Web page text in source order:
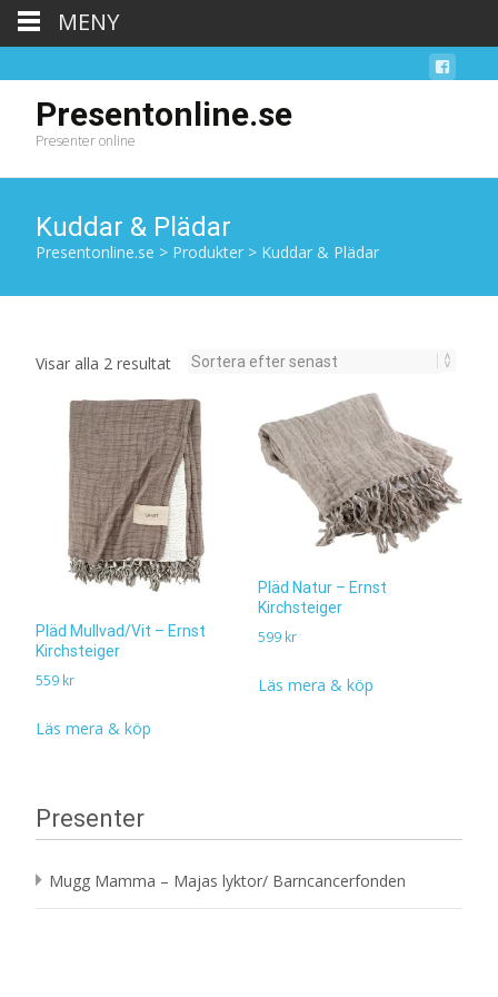
Presentonline.se
Presenter online
Kuddar & Plädar
Presentonline.se > Produkter > Kuddar & Plädar
Visar alla 2 resultatSortera
senaste
Pläd Mullvad/Vit – Ernst
Kirchsteiger
559 kr
Läs mera & köp
Pläd Natur – Ernst
Kirchsteiger
599 kr
Läs mera & köp
Presenter
Mugg Mamma – Majas lyktor/ Barncancerfonden
MENY